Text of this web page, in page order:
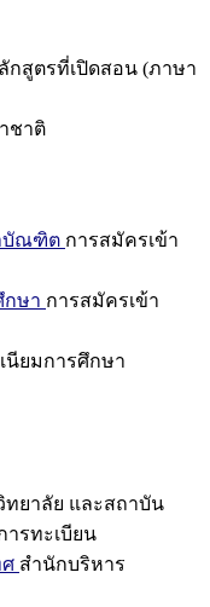
กสูตรที่เปิดสอน (ภาษา
ชาติ
บัณฑิต การสมัครเข้า
กษา การสมัครเข้า
นียมการศึกษา
ยาลัย และสถาบัน
ารทะเบียน
สำนักบริหาร